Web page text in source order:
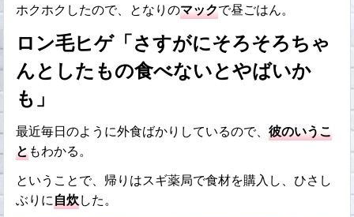
ホクホクしたので、となりのマックで昼ごはん。
ロン毛ヒゲ「さすがにそろそろちゃ
んとしたもの食べないとやばいか
も」
最近毎日のように外食ばかりしているので、彼のいうこ
ともわかる。
ということで、帰りはスギ薬局で食材を購入し、ひさし
ぶりに自炊した。